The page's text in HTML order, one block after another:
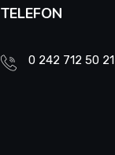
TELEFON
0 242 712 50 21